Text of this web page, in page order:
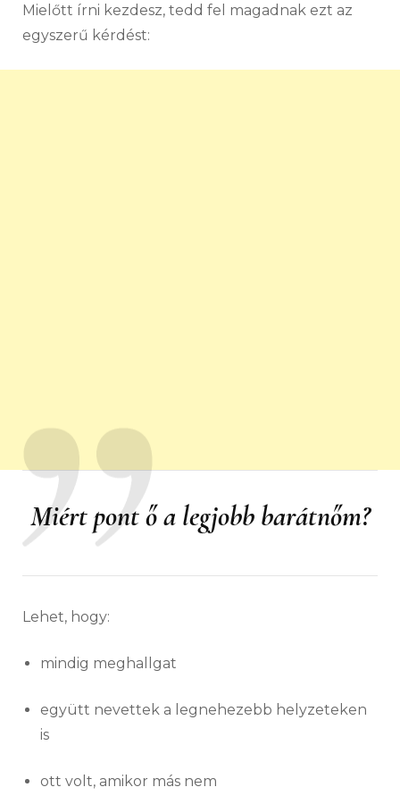
Mielőtt írni kezdesz, tedd fel magadnak ezt az
egyszerű kérdést:
Miért pont ő a legjobb barátnőm?
Lehet, hogy:
mindig meghallgat
együtt nevettek a legnehezebb helyzeteken
is
ott volt, amikor más nem